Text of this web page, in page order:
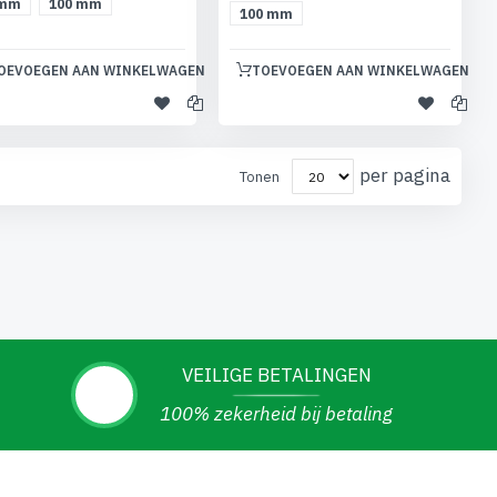
100 mm
AAN WINKELWAGEN
100 mm
TOEVOEGEN AAN WINKELWAGEN
Tonen per pagina
VEILIGE BETALINGEN
100% zekerheid bij betaling